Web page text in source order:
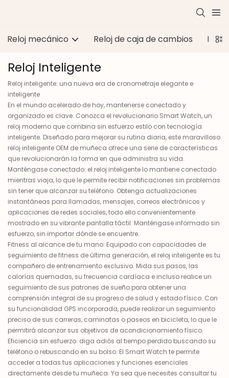
Reloj mecánico Reloj de caja de cambios
Reloj Inteligente
Reloj inteligente: una nueva era de cronometraje elegante e
inteligente
En el mundo acelerado de hoy, mantenerse conectado y
organizado es clave. Conozca el revolucionario Smart Watch, un
reloj moderno que combina sin esfuerzo estilo con tecnología
inteligente. Diseñado para mejorar su rutina diaria, este maravilloso
reloj inteligente OEM de muñeca ofrece una serie de características
que revolucionarán la forma en que administra su vida.
Manténgase conectado: el reloj inteligente lo mantiene conectado
mientras viaja, lo que le permite recibir notificaciones sin problemas
sin tener que alcanzar su teléfono. Obtenga actualizaciones
instantáneas para llamadas, mensajes, correos electrónicos y
aplicaciones de redes sociales, todo ello convenientemente
mostrado en su vibrante pantalla táctil. Manténgase informado sin
esfuerzo, sin importar dónde se encuentre.
Fitness al alcance de tu mano: Equipado con capacidades de
seguimiento de fitness de última generación, el reloj inteligente es tu
compañero de entrenamiento exclusivo. Mida sus pasos, las
calorías quemadas, su frecuencia cardíaca e incluso realice un
seguimiento de sus patrones de sueño para obtener una
comprensión integral de su progreso de salud y estado físico. Con
su funcionalidad GPS incorporada, puede realizar un seguimiento
preciso de sus carreras, caminatas o paseos en bicicleta, lo que le
permitirá alcanzar sus objetivos de acondicionamiento físico.
Eficiencia sin esfuerzo: diga adiós al tiempo perdido buscando su
teléfono o rebuscando en su bolso. El Smart Watch te permite
acceder a todas tus aplicaciones y funciones esenciales
directamente desde tu muñeca. Ya sea que necesites consultar tu